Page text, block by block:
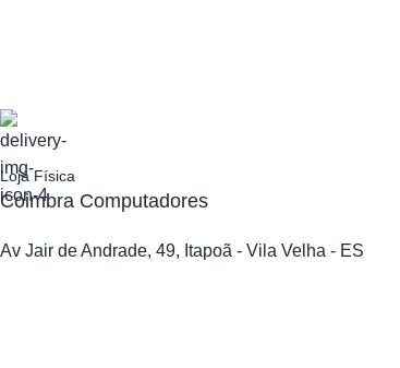
Loja Física
Coimbra Computadores
Av Jair de Andrade, 49, Itapoã - Vila Velha - ES